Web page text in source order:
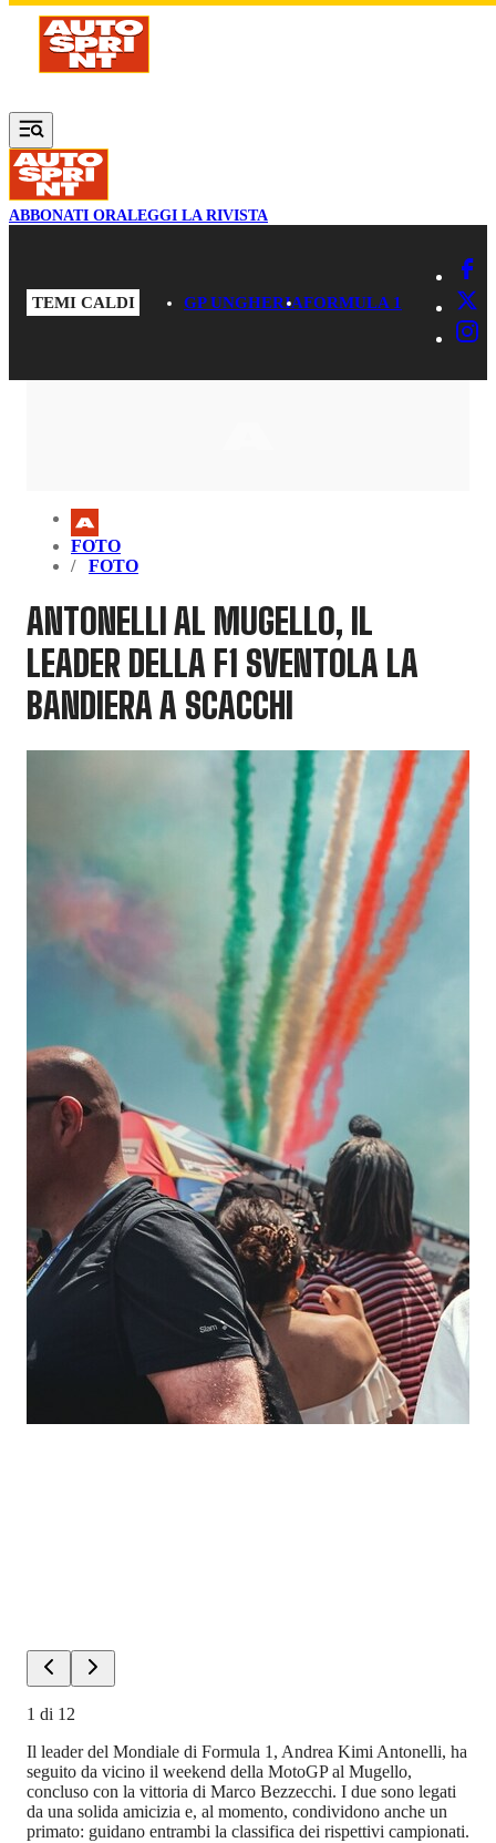
Vai al contenuto principale
ABBONATI ORALEGGI LA RIVISTA
TEMI CALDI GP UNGHERIAFORMULA 1
FOTO
FOTO
ANTONELLI AL MUGELLO, IL
LEADER DELLA F1 SVENTOLA LA
BANDIERA A SCACCHI
1 di 12
Il leader del Mondiale di Formula 1, Andrea Kimi Antonelli, ha
seguito da vicino il weekend della MotoGP al Mugello,
concluso con la vittoria di Marco Bezzecchi. I due sono legati
da una solida amicizia e, al momento, condividono anche un
primato: guidano entrambi la classifica dei rispettivi campionati.